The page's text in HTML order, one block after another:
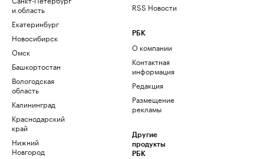
и область
Екатеринбург
Новосибирск
Омск
Башкортостан
Вологодская
область
Калининград
Краснодарский
край
Нижний
Новгород
RSS Новости
РБК
О компании
Контактная
информация
Редакция
Размещение
рекламы
Другие
продукты
РБК